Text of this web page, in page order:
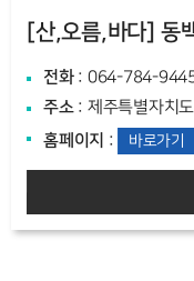
[산,오름,바다] 동
전화: 064-784-
주소: 제주특별자치
홈페이지 : 바로가기